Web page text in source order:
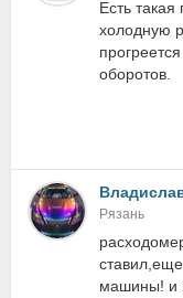
Есть
холодную
оборотов.
Рязань
машины! и